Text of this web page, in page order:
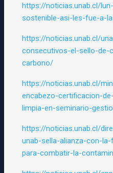
https://noticias.unab.cl/
sostenible-asi-les-fue-a-
https://noticias.unab.cl/
consecutivos-el-sello-de-
carbono/
https://noticias.unab.cl/
encabezo-certificacion-
limpia-en-seminario-
https://noticias.unab.cl/
unab-sella-alianza-con-
para-combatir-la-